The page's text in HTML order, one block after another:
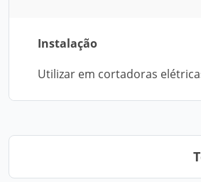
Instalação
Utilizar em cortadoras